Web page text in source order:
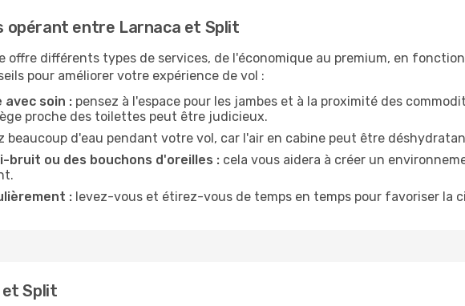
opérant entre Larnaca et Split
offre différents types de services, de l'économique au premium, en
pour améliorer votre expérience de vol :
avec soin : pensez à l'espace pour les jambes et à la proximité des
proche des toilettes peut être judicieux.
beaucoup d'eau pendant votre vol, car l'air en cabine peut être
bruit ou des bouchons d'oreilles : cela vous aidera à créer un
: levez-vous et étirez-vous de temps en temps pour favoriser la
Split